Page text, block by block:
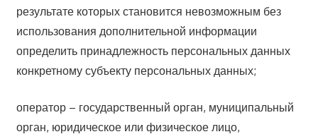
результате которых становится невозможным без
использования дополнительной информации
определить принадлежность персональных данных
конкретному субъекту персональных данных;
оператор – государственный орган, муниципальный
орган, юридическое или физическое лицо,